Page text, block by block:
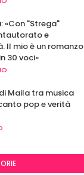
«Con "Strega"
e
Il mio è un romanzo
30 voci»
Maila tra musica
pop e verità